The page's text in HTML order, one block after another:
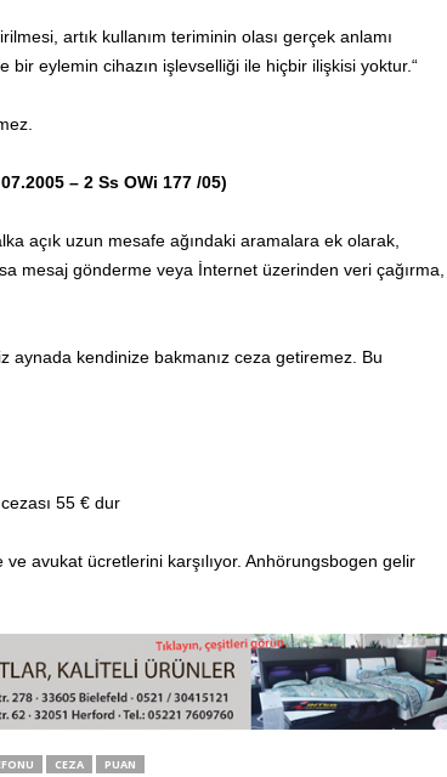
artık kullanım teriminin olası gerçek anlamı
bir eylemin cihazın işlevselliği ile hiçbir ilişkisi yoktur.“
– 2 Ss OWi 177 /05)
açık uzun mesafe ağındaki aramalara ek olarak,
mesaj gönderme veya İnternet üzerinden veri çağırma,
aynada kendinize bakmanız ceza getiremez. Bu
55 € dur
avukat ücretlerini karşılıyor. Anhörungsbogen gelir
CEZA PUAN